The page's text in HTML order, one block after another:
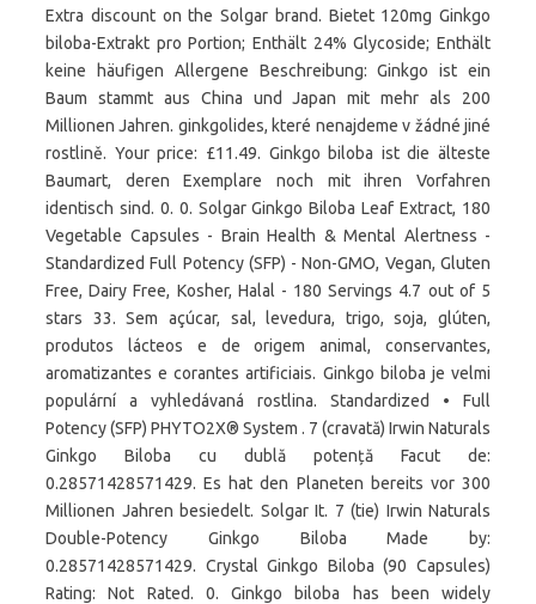
Extra discount on the Solgar brand. Bietet 120mg Ginkgo
biloba-Extrakt pro Portion; Enthält 24% Glycoside; Enthält
keine häufigen Allergene Beschreibung: Ginkgo ist ein
Baum stammt aus China und Japan mit mehr als 200
Millionen Jahren. ginkgolides, které nenajdeme v žádné jiné
rostlině. Your price: £11.49. Ginkgo biloba ist die älteste
Baumart, deren Exemplare noch mit ihren Vorfahren
identisch sind. 0. 0. Solgar Ginkgo Biloba Leaf Extract, 180
Vegetable Capsules - Brain Health & Mental Alertness -
Standardized Full Potency (SFP) - Non-GMO, Vegan, Gluten
Free, Dairy Free, Kosher, Halal - 180 Servings 4.7 out of 5
stars 33. Sem açúcar, sal, levedura, trigo, soja, glúten,
produtos lácteos e de origem animal, conservantes,
aromatizantes e corantes artificiais. Ginkgo biloba je velmi
populární a vyhledávaná rostlina. Standardized • Full
Potency (SFP) PHYTO2X® System . 7 (cravată) Irwin Naturals
Ginkgo Biloba cu dublă potență Facut de:
0.28571428571429. Es hat den Planeten bereits vor 300
Millionen Jahren besiedelt. Solgar It. 7 (tie) Irwin Naturals
Double-Potency Ginkgo Biloba Made by:
0.28571428571429. Crystal Ginkgo Biloba (90 Capsules)
Rating: Not Rated. 0. Ginkgo biloba has been widely